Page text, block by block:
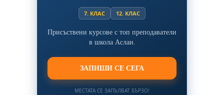
7. КЛАС 12. КЛАС
Присъствени курсове с топ преподаватели
в школа Аслан.
ЗАПИШИ СЕ СЕГА
МЕСТАТА СЕ ЗАПЪЛВАТ БЪРЗО!